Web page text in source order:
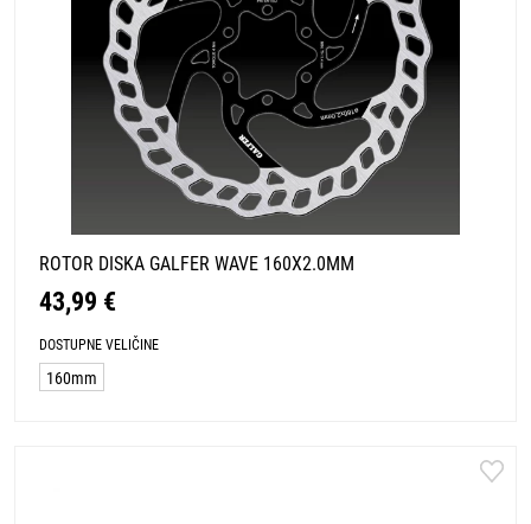
ROTOR DISKA GALFER WAVE 160X2.0MM
43,99 €
DOSTUPNE VELIČINE
160mm